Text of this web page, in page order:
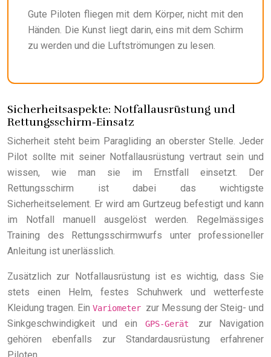
Gute Piloten fliegen mit dem Körper, nicht mit den
Händen. Die Kunst liegt darin, eins mit dem Schirm
zu werden und die Luftströmungen zu lesen.
Sicherheitsaspekte: Notfallausrüstung und
Rettungsschirm-Einsatz
Sicherheit steht beim Paragliding an oberster Stelle. Jeder
Pilot sollte mit seiner Notfallausrüstung vertraut sein und
wissen, wie man sie im Ernstfall einsetzt. Der
Rettungsschirm ist dabei das wichtigste
Sicherheitselement. Er wird am Gurtzeug befestigt und kann
im Notfall manuell ausgelöst werden. Regelmässiges
Training des Rettungsschirmwurfs unter professioneller
Anleitung ist unerlässlich.
Zusätzlich zur Notfallausrüstung ist es wichtig, dass Sie
stets einen Helm, festes Schuhwerk und wetterfeste
Kleidung tragen. Ein Variometer zur Messung der Steig- und
Sinkgeschwindigkeit und ein
GPS-Gerät zur Navigation
gehören ebenfalls zur Standardausrüstung erfahrener